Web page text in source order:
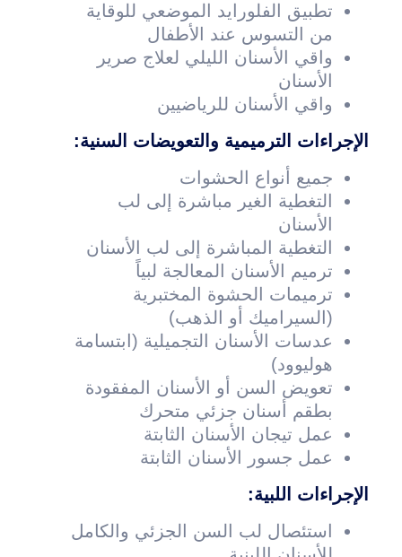
تطبيق الفلورايد الموضعي للوقاية
من التسوس عند الأطفال
واقي الأسنان الليلي لعلاج صرير
الأسنان
واقي الأسنان للرياضيين
الإجراءات الترميمية والتعويضات السنية:
جميع أنواع الحشوات
التغطية الغير مباشرة إلى لب
الأسنان
التغطية المباشرة إلى لب الأسنان
ترميم الأسنان المعالجة لبياً
ترميمات الحشوة المختبرية
(السيراميك أو الذهب)
عدسات الأسنان التجميلية (ابتسامة
هوليوود)
تعويض السن أو الأسنان المفقودة
بطقم أسنان جزئي متحرك
عمل تيجان الأسنان الثابتة
عمل جسور الأسنان الثابتة
الإجراءات اللبية:
استئصال لب السن الجزئي والكامل